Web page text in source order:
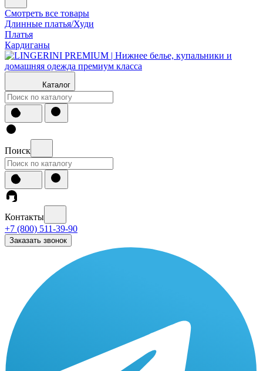
Смотреть все товары
Длинные платья/Худи
Платья
Кардиганы
Каталог
Поиск
Контакты
+7 (800) 511-39-90
Заказать звонок